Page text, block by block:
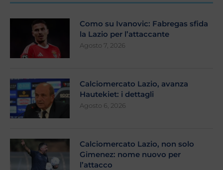
Como su Ivanovic: Fabregas sfida
la Lazio per l’attaccante
Agosto 7, 2026
Calciomercato Lazio, avanza
Hautekiet: i dettagli
Agosto 6, 2026
Calciomercato Lazio, non solo
Gimenez: nome nuovo per
l’attacco